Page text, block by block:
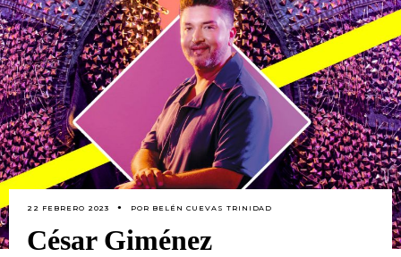
22 FEBRERO 2023 POR BELÉN CUEVAS TRINIDAD
César Giménez